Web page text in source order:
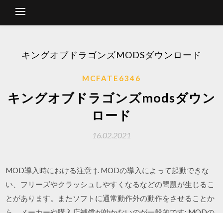
キングオブドラゴンズMODSダウンロード
MCFATE6346
キングオブドラゴンズmodsダウン
ロード
16.02.2021
MOD導入時における注意 †. MODの導入によって起動できな
い、フリーズやクラッシュしやすくなるなどの問題が生じるこ
とがあります。またソフトに通常動作外の動作をさせることか